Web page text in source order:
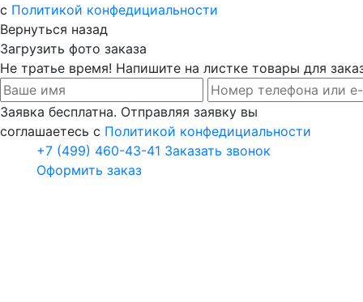
с Политикой конфедициальности
Вернуться назад
Загрузить фото заказа
Не тратье время! Напишите на листке товары для
Заявка бесплатна. Отправляя заявку вы
соглашаетесь с Политикой конфедициальности
+7 (499) 460-43-41 Заказать звонок
Оформить заказ